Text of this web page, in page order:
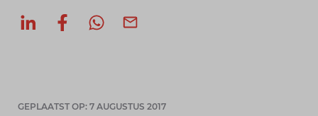
Deel op LinkedIn
Deel op Facebook
GEPLAATST OP: 7 AUGUSTUS 2017